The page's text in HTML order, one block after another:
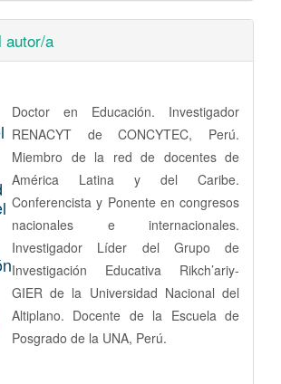
autor/a
Doctor en Educación. Investigador
RENACYT de CONCYTEC, Perú.
Miembro de la red de docentes de
América Latina y del Caribe.
Conferencista y Ponente en congresos
nacionales e internacionales.
Investigador Líder del Grupo de
Investigación Educativa Rikch’ariy-
GIER de la Universidad Nacional del
Altiplano. Docente de la Escuela de
Posgrado de la UNA, Perú.